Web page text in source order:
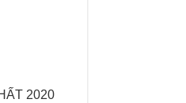
2020